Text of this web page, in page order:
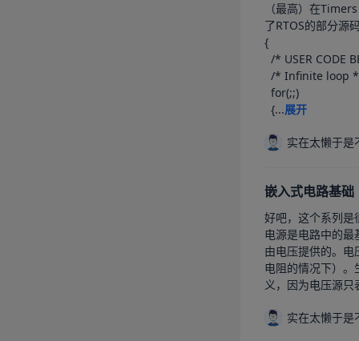
（最高）在Timers
了RTOS的部分源
{
  {...
展开
实在太懒于是
嵌入式电路基
好吧，这个系列
电源是电路中的
由电压提供的。
电阻的情况下）
义，因为电压源只
实在太懒于是